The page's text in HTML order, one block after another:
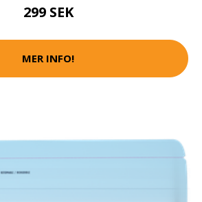
299 SEK
MER INFO!